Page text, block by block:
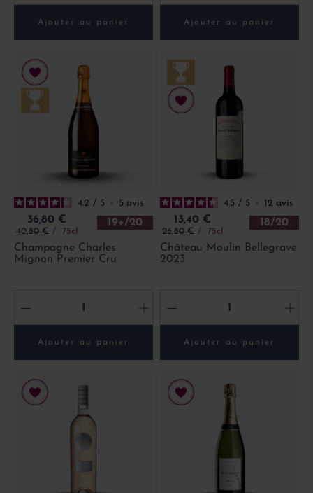
Ajouter au panier Ajouter au panier
4.2 / 5 - 5 avis
Prix
36,80 €
Prix de base
40,80 € 75cl
19+/20
Champagne Charles
Mignon Premier Cru
- +
Ajouter au panier
4.5 / 5 - 12 avis
Prix
13,40 €
Prix de base
26,80 € 75cl
18/20
Château Moulin Bellegrave
2023
- +
Ajouter au panier